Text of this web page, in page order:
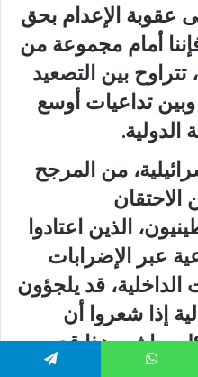
عقوبة الإعدام بحق
أمام مجموعة من
تتراوح بين التصعيد
تداعيات أوسع
من المرجح
الذين اعتادوا
عبر الإضرابات
قد يلجؤون
إذا شعروا أن
مباشر. هذا قد